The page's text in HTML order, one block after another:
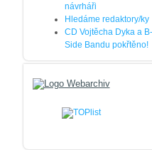
návrháři
Hledáme redaktory/ky
CD Vojtěcha Dyka a B-
Side Bandu pokřtěno!